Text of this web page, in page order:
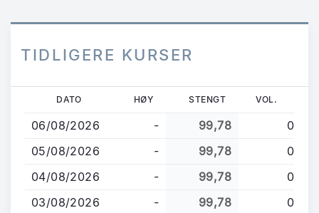
TIDLIGERE KURSER
hovedinnhold
DATO HØY STENGT VOL.
06/08/2026 - 99,78
0
05/08/2026
- 99,78
0
04/08/2026
- 99,78
0
03/08/2026
- 99,78
0